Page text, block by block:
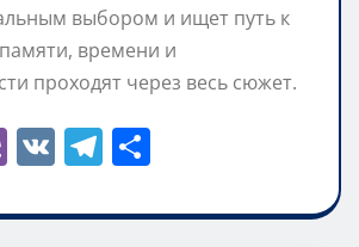
выбором и ищет путь к
времени и
проходят через весь сюжет.
Vi
er
V T
e п